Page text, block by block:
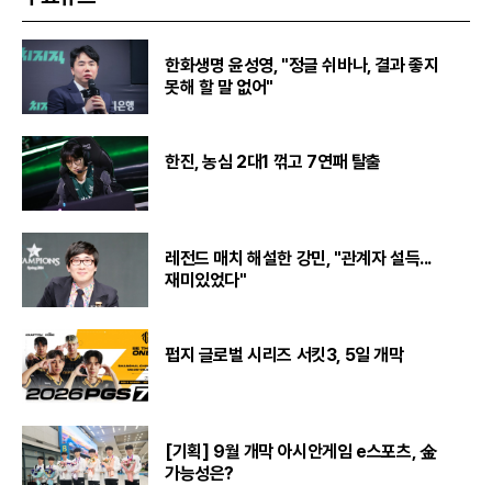
한화생명 윤성영, "정글 쉬바나, 결과 좋지
못해 할 말 없어"
한진, 농심 2대1 꺾고 7연패 탈출
레전드 매치 해설한 강민, "관계자 설득...
재미있었다"
펍지 글로벌 시리즈 서킷3, 5일 개막
[기획] 9월 개막 아시안게임 e스포츠, 金
가능성은?